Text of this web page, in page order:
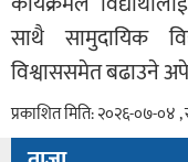
साथै सामुदायिक
विश्वाससमेत बढाउने
प्रकाशित मिति: २०२६-०७-०४